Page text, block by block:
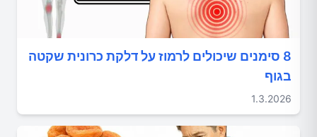
8 סימנים שיכולים לרמוז על דלקת כרונית שקטה
בגוף
1.3.2026